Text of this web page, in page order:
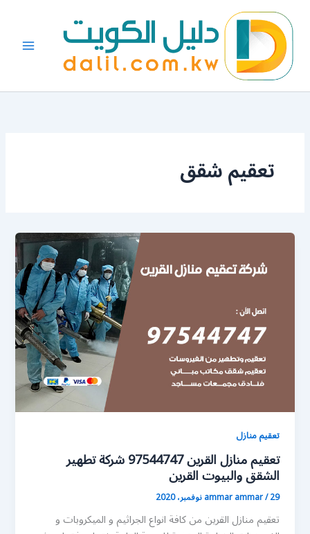
المحتوى
تعقيم شقق
تعقيم منازل
تعقيم منازل القرين 97544747 شركة تطهير
الشقق والبيوت القرين
ammar ammar/29 نوفمبر، 2020
تعقيم منازل القرين من كافة انواع الجراثيم و الميكروبات و